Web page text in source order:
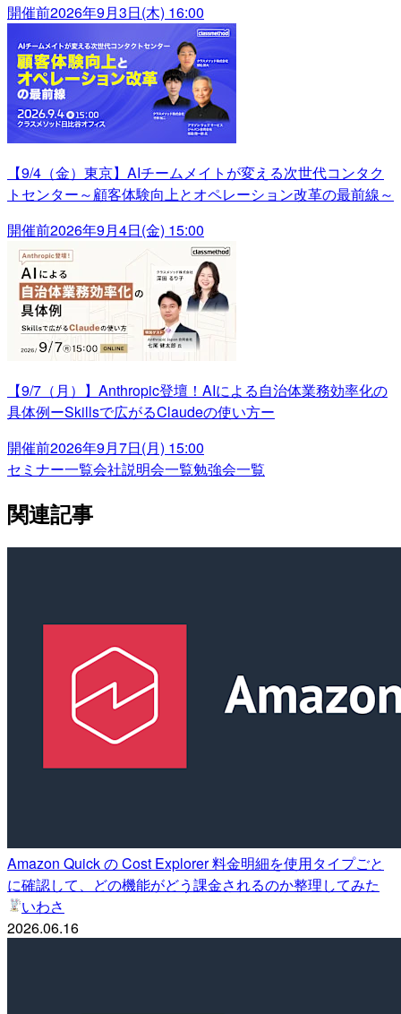
開催前2026年9月3日(木) 16:00
【9/4（金）東京】AIチームメイトが変える次世代コンタク
トセンター～顧客体験向上とオペレーション改革の最前線～
開催前2026年9月4日(金) 15:00
【9/7（月）】Anthropic登壇！AIによる自治体業務効率化の
具体例ーSkillsで広がるClaudeの使い方ー
開催前2026年9月7日(月) 15:00
セミナー一覧会社説明会一覧勉強会一覧
関連記事
Amazon Quick の Cost Explorer 料金明細を使用タイプごと
に確認して、どの機能がどう課金されるのか整理してみた
いわさ
2026.06.16